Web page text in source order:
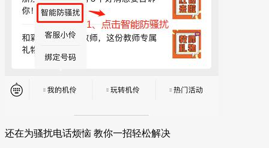
还在为骚扰电话烦恼 教你一招轻松解决